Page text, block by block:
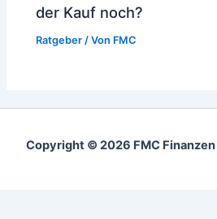
der Kauf noch?
Ratgeber / Von FMC
Copyright © 2026 FMC